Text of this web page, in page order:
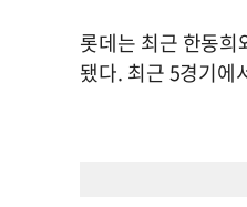
롯데는 최근 한동희
됐다. 최근 5경기에